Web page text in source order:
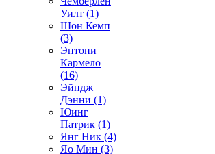
Уилт (1)
Шон Кемп
(3)
Энтони
Кармело
(16)
Эйндж
Дэнни (1)
Юинг
Патрик (1)
Янг Ник (4)
Яо Мин (3)